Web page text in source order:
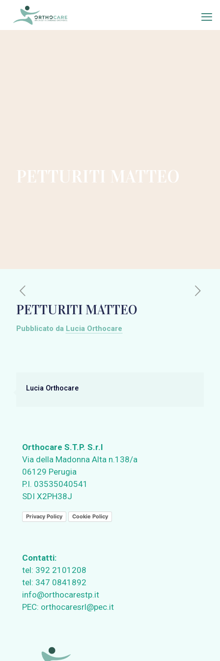
PETTURITI MATTEO
PETTURITI MATTEO
Pubblicato da Lucia Orthocare
Lucia Orthocare
Orthocare S.T.P. S.r.l
Via della Madonna Alta n.138/a
06129 Perugia
P.I. 03535040541
SDI X2PH38J
Privacy Policy Cookie Policy
Contatti:
tel: 392 2101208
tel: 347 0841892
info@orthocarestp.it
PEC: orthocaresrl@pec.it